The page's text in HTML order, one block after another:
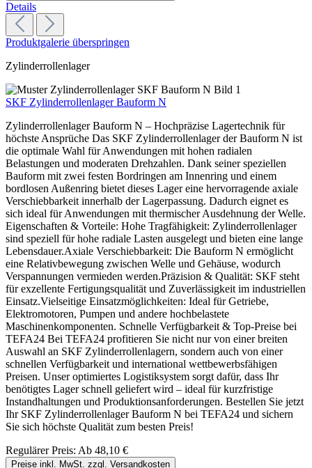
Details
Produktgalerie überspringen
Zylinderrollenlager
SKF Zylinderrollenlager Bauform N
Zylinderrollenlager Bauform N – Hochpräzise Lagertechnik für
höchste Ansprüche Das SKF Zylinderrollenlager der Bauform N ist
die optimale Wahl für Anwendungen mit hohen radialen
Belastungen und moderaten Drehzahlen. Dank seiner speziellen
Bauform mit zwei festen Bordringen am Innenring und einem
bordlosen Außenring bietet dieses Lager eine hervorragende axiale
Verschiebbarkeit innerhalb der Lagerpassung. Dadurch eignet es
sich ideal für Anwendungen mit thermischer Ausdehnung der Welle.
Eigenschaften & Vorteile: Hohe Tragfähigkeit: Zylinderrollenlager
sind speziell für hohe radiale Lasten ausgelegt und bieten eine lange
Lebensdauer.Axiale Verschiebbarkeit: Die Bauform N ermöglicht
eine Relativbewegung zwischen Welle und Gehäuse, wodurch
Verspannungen vermieden werden.Präzision & Qualität: SKF steht
für exzellente Fertigungsqualität und Zuverlässigkeit im industriellen
Einsatz.Vielseitige Einsatzmöglichkeiten: Ideal für Getriebe,
Elektromotoren, Pumpen und andere hochbelastete
Maschinenkomponenten. Schnelle Verfügbarkeit & Top-Preise bei
TEFA24 Bei TEFA24 profitieren Sie nicht nur von einer breiten
Auswahl an SKF Zylinderrollenlagern, sondern auch von einer
schnellen Verfügbarkeit und international wettbewerbsfähigen
Preisen. Unser optimiertes Logistiksystem sorgt dafür, dass Ihr
benötigtes Lager schnell geliefert wird – ideal für kurzfristige
Instandhaltungen und Produktionsanforderungen. Bestellen Sie jetzt
Ihr SKF Zylinderrollenlager Bauform N bei TEFA24 und sichern
Sie sich höchste Qualität zum besten Preis!
Regulärer Preis: Ab 48,10 €
Preise inkl. MwSt. zzgl. Versandkosten